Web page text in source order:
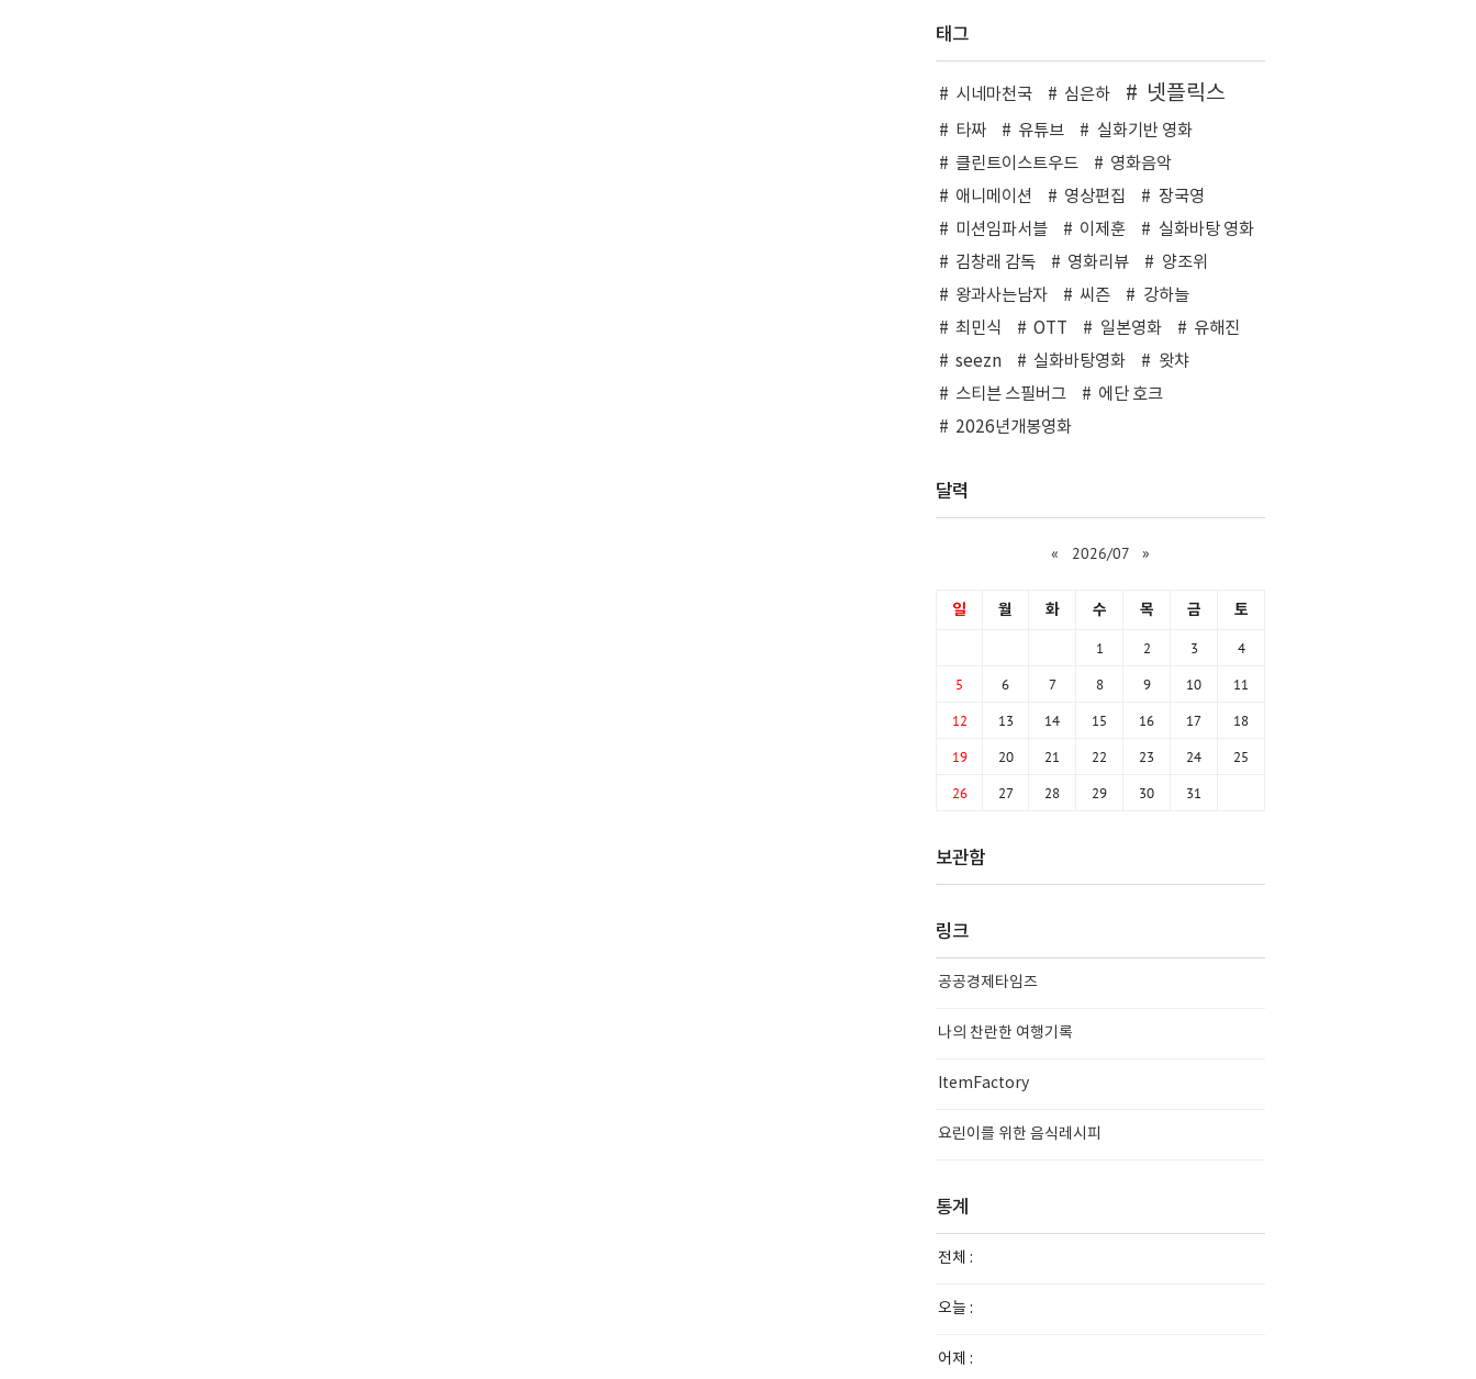
태그
시네마천국 심은하 넷플릭스
타짜 유튜브
실화기반 영화
클린트이스트우드
영화음악
애니메이션
영상편집
장국영
미션임파서블
이제훈
실화바탕 영화
김창래 감독
영화리뷰
양조위
왕과사는남자
씨즌
강하늘
최민식
OTT 일본영화
유해진
seezn
실화바탕영화
왓챠
스티븐 스필버그
에단 호크
2026년개봉영화
달력
« 2026/07 »
일 월 화 수 목 금 토
1 2 3 4
5 6 7 8 9 10 11
12 13 14 15 16 17 18
19 20 21 22 23 24 25
26 27 28 29 30 31
보관함
링크
공공경제타임즈
나의 찬란한 여행기록
ItemFactory
요린이를 위한 음식레시피
통계
전체 :
오늘 :
어제 :